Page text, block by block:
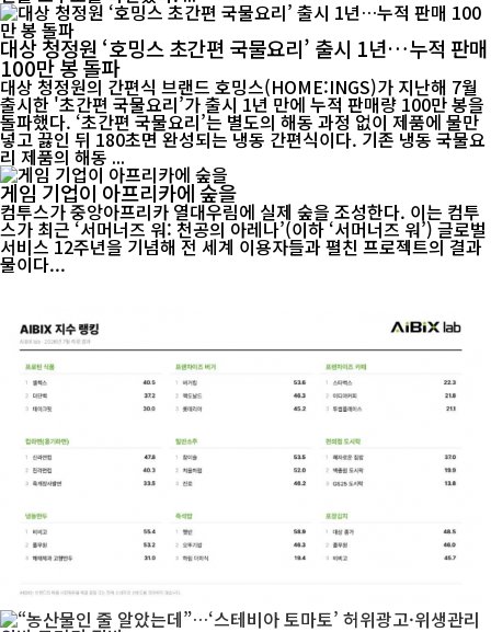
대상 청정원 ‘호밍스 초간편 국물요리’ 출시 1년…누적 판매
100만 봉 돌파
대상 청정원의 간편식 브랜드 호밍스(HOME:INGS)가 지난해 7월
출시한 '초간편 국물요리’가 출시 1년 만에 누적 판매량 100만 봉을
돌파했다. ‘초간편 국물요리’는 별도의 해동 과정 없이 제품에 물만
넣고 끓인 뒤 180초면 완성되는 냉동 간편식이다. 기존 냉동 국물요
리 제품의 해동 ...
게임 기업이 아프리카에 숲을
컴투스가 중앙아프리카 열대우림에 실제 숲을 조성한다. 이는 컴투
스가 최근 ‘서머너즈 워: 천공의 아레나’(이하 ‘서머너즈 워’) 글로벌
서비스 12주년을 기념해 전 세계 이용자들과 펼친 프로젝트의 결과
물이다...